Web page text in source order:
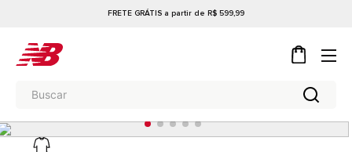
FRETE GRÁTIS a partir de R$ 599,99